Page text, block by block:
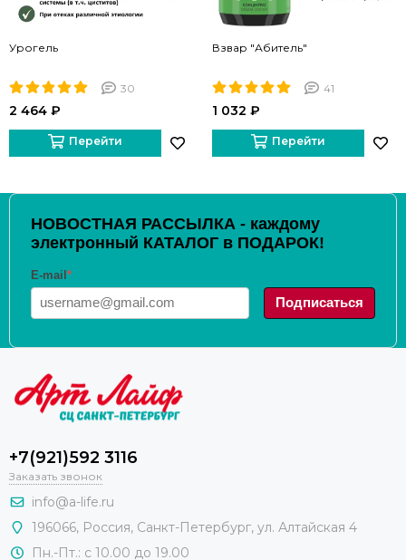
Урогель
30
2 464 ₽
Перейти
Взвар "Абитель"
41
1 032 ₽
Перейти
НОВОСТНАЯ РАССЫЛКА - каждому
электронный КАТАЛОГ в ПОДАРОК!
E-mail*
Подписаться
+7(921)592 3116
Заказать звонок
info@a-life.ru
196066, Россия, Санкт-Петербург, ул. Алтайская 4
Пн.-Пт.: с 10.00 до 19.00